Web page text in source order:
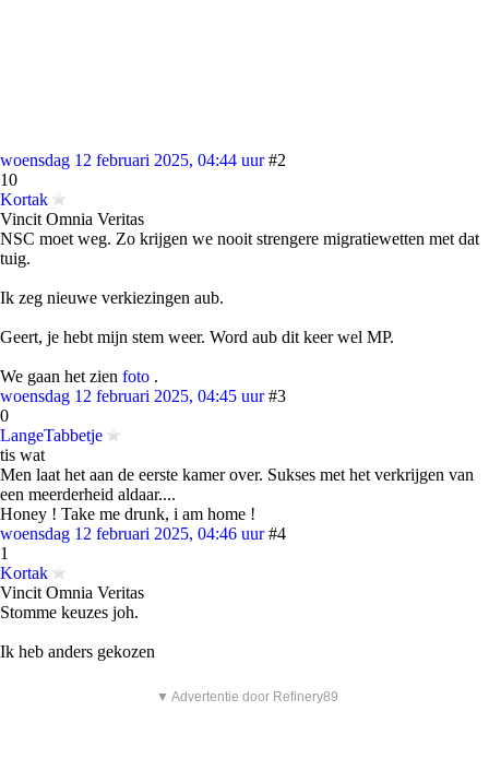
woensdag 12 februari 2025, 04:44 uur #2
10
Kortak
Vincit Omnia Veritas
NSC moet weg. Zo krijgen we nooit strengere migratiewetten met dat
tuig.
Ik zeg nieuwe verkiezingen aub.
Geert, je hebt mijn stem weer. Word aub dit keer wel MP.
We gaan het zien foto .
woensdag 12 februari 2025, 04:45 uur #3
0
LangeTabbetje
tis wat
Men laat het aan de eerste kamer over. Sukses met het verkrijgen van
een meerderheid aldaar....
Honey ! Take me drunk, i am home !
woensdag 12 februari 2025, 04:46 uur #4
1
Kortak
Vincit Omnia Veritas
Stomme keuzes joh.
Ik heb anders gekozen
▼ Advertentie door Refinery89